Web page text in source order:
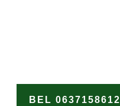
BEL 0637158612